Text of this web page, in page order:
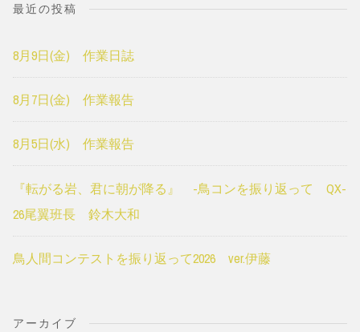
最近の投稿
8月9日(金) 作業日誌
8月7日(金) 作業報告
8月5日(水) 作業報告
『転がる岩、君に朝が降る』 -鳥コンを振り返って QX-
26尾翼班長 鈴木大和
鳥人間コンテストを振り返って2026 ver.伊藤
アーカイブ